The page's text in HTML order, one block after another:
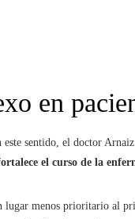
en
este sentido, el doctor
el curso de la
lugar menos prioritario al